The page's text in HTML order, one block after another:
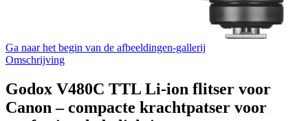
Ga naar het begin van de afbeeldingen-gallerij
Omschrijving
Godox V480C TTL Li-ion flitser voor
Canon – compacte krachtpatser voor